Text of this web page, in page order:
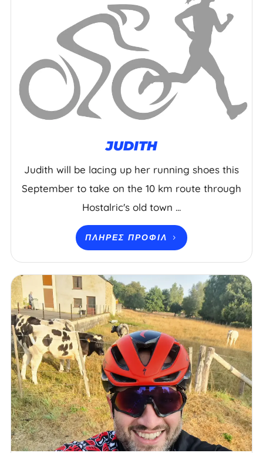
JUDITH
Judith will be lacing up her running shoes this
September to take on the 10 km route through
Hostalric's old town ...
ΠΛΉΡΕΣ ΠΡΟΦΊΛ